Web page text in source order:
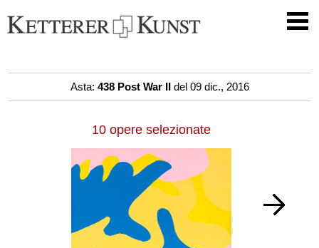
Asta: 438 Post War IIdel 09 dic., 2016
10 opere selezionate